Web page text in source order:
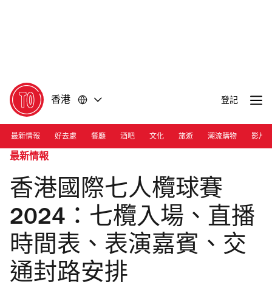
香港 登記
最新情報 好去處 餐廳 酒吧 文化 旅遊 潮流購物 影片
最新情報
香港國際七人欖球賽
2024：七欖入場、直播
時間表、表演嘉賓、交
通封路安排